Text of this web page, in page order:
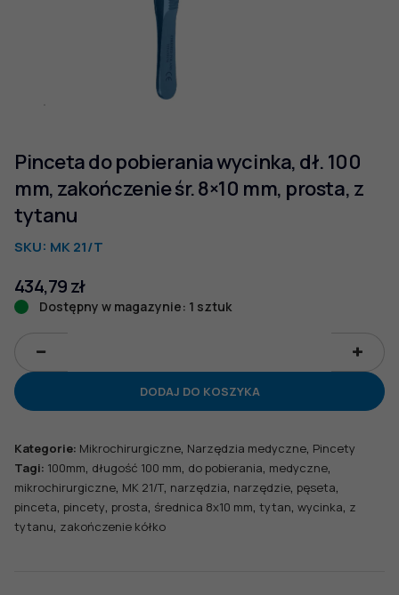
Pinceta do pobierania wycinka, dł. 100
mm, zakończenie śr. 8×10 mm, prosta, z
tytanu
SKU: MK 21/T
434,79zł
Dostępny w magazynie: 1 sztuk
do
dł.
100
mm,
zakończenie
DODAJ DO KOSZYKA
Kategorie: Mikrochirurgiczne, Narzędzia medyczne, Pincety
Tagi: 100mm, długość 100 mm, do pobierania, medyczne,
mikrochirurgiczne, MK 21/T, narzędzia, narzędzie, pęseta,
pinceta, pincety, prosta, średnica 8x10 mm, tytan, wycinka, z
tytanu, zakończenie kółko